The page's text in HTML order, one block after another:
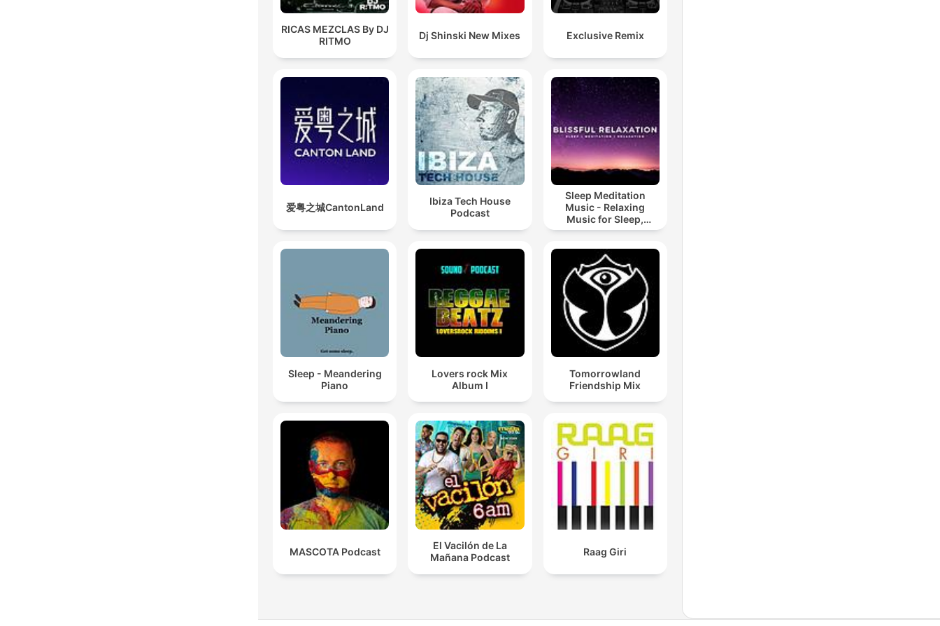
RICAS MEZCLAS By DJ
RITMO
Dj Shinski New Mixes Exclusive Remix
爱粤之城CantonLand
Ibiza Tech House
Podcast
Sleep Meditation
Music - Relaxing
Music for Sleep,
Meditation &
Sleep - Meandering
Piano
Lovers rock Mix
Album I
Tomorrowland
Friendship Mix
MASCOTA Podcast
El Vacilón de La
Mañana Podcast
Raag Giri